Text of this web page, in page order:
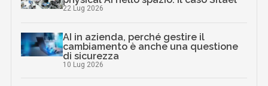
22 Lug 2026
AI in azienda, perché gestire il
cambiamento è anche una questione
di sicurezza
10 Lug 2026